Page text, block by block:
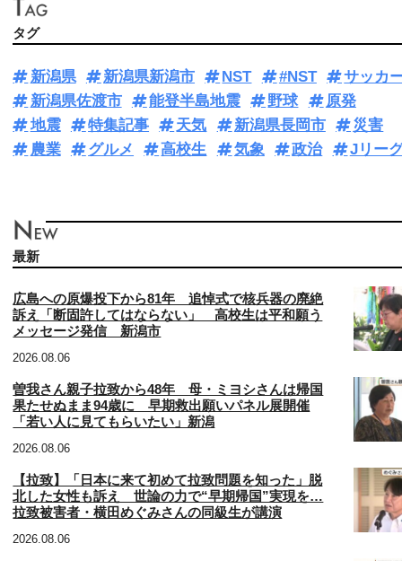
タグ
新潟県 新潟県新潟市 NST #NST
サッカ
新潟県佐渡市
能登半島地震 野球
原発
地震
特集記事 天気 新潟県長岡市
災害
農業
グルメ 高校生 気象 政治 Jリー
最新
広島への原爆投下から81年 追悼式で核兵器の廃絶
訴え「断固許してはならない」 高校生は平和願う
メッセージ発信 新潟市
2026.08.06
曽我さん親子拉致から48年 母・ミヨシさんは帰国
果たせぬまま94歳に 早期救出願いパネル展開催
「若い人に見てもらいたい」新潟
2026.08.06
【拉致】「日本に来て初めて拉致問題を知った」脱
北した女性も訴え 世論の力で“早期帰国”実現を…
拉致被害者・横田めぐみさんの同級生が講演
2026.08.06